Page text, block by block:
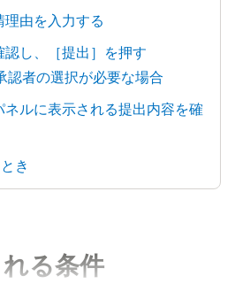
由を入力する
認し、［提出］を押す
認者の選択が必要な場合
ネルに表示される提出内容を確
き
る条件